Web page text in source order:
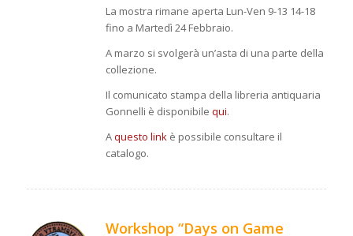
La mostra rimane aperta Lun-Ven 9-13 14-18
fino a Martedì 24 Febbraio.
A marzo si svolgerà un’asta di una parte della
collezione.
Il comunicato stampa della libreria antiquaria
Gonnelli è disponibile qui.
Aquesto linkè possibile consultare il
catalogo.
Workshop “Days on Game